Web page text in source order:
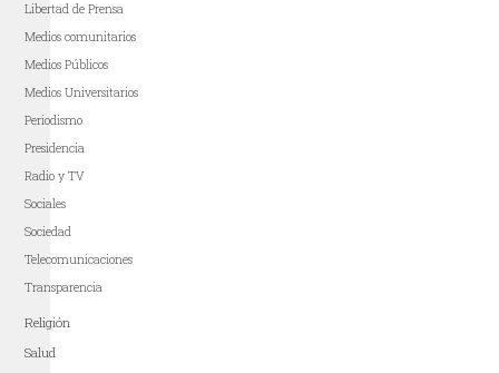
Libertad de Prensa
Medios comunitarios
Medios Públicos
Medios Universitarios
Periodismo
Presidencia
Radio y TV
Sociales
Sociedad
Telecomunicaciones
Transparencia
Religión
Salud